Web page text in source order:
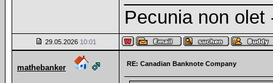
Pecunia non
29.05.2026 10:01
mathebanker RE: Canadian Banknote Company